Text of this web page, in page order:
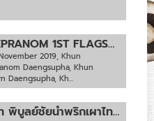
MAEPRANOM 1ST FLAGSHIP STORE AT ICONSIAM G FLOOR
2019, Khun
Daengsupha, Khun
Daengsupha, Kh...
บริษัท พิบูลย์ชัยน้ำพริกเผาไทยแม่ประนอม ขอแสดงความภาคภูมิใจเป็นอย่างยิ่งที่ได้มีส่วนร่วมในการส่งเสริมและสนับสนุนนักกีฬาทีมชาติไทย ในการแข่งขันกีฬาโอลิมปิก ครั้งที่ 33 ณ กรุงปารีส สาธารณรัฐฝรั่งเศส